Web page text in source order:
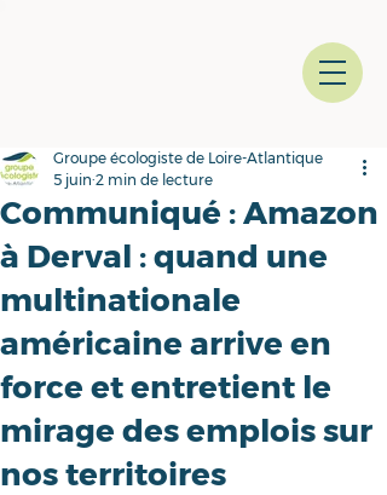
Communiqué : Amazon
à Derval : quand une
multinationale
américaine arrive en
force et entretient le
mirage des emplois sur
nos territoires
Groupe écologiste de Loire-Atlantique
5 juin 2 min de lecture